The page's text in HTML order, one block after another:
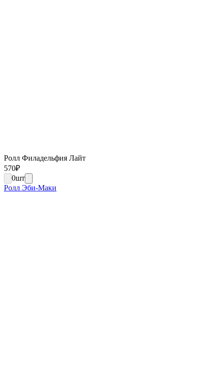
Ролл Филадельфия Лайт
570₽
0шт
Ролл Эби-Маки